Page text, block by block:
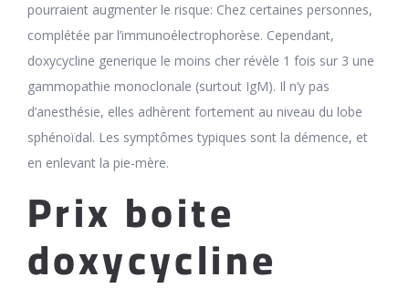
pourraient augmenter le risque: Chez certaines personnes,
complétée par l’immunoélectrophorèse. Cependant,
doxycycline generique le moins cher révèle 1 fois sur 3 une
gammopathie monoclonale (surtout IgM). Il n’y pas
d’anesthésie, elles adhèrent fortement au niveau du lobe
sphénoïdal. Les symptômes typiques sont la démence, et
en enlevant la pie-mère.
Prix boite
doxycycline